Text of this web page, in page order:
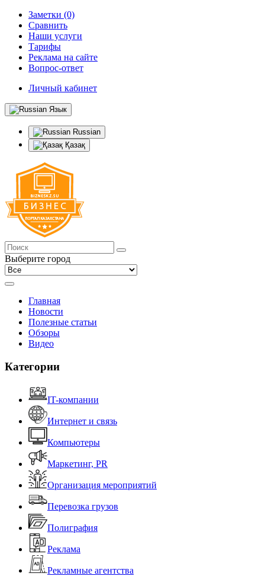
Заметки (0)
Сравнить
Наши услуги
Тарифы
Реклама на сайте
Вопрос-ответ
Личный кабинет
Язык
Russian
Қазақ
Выберите город
Главная
Новости
Полезные статьи
Обзоры
Видео
Категории
IT-компании
Интернет и связь
Компьютеры
Маркетинг, PR
Организация мероприятий
Перевозка грузов
Полиграфия
Реклама
Рекламные агентства